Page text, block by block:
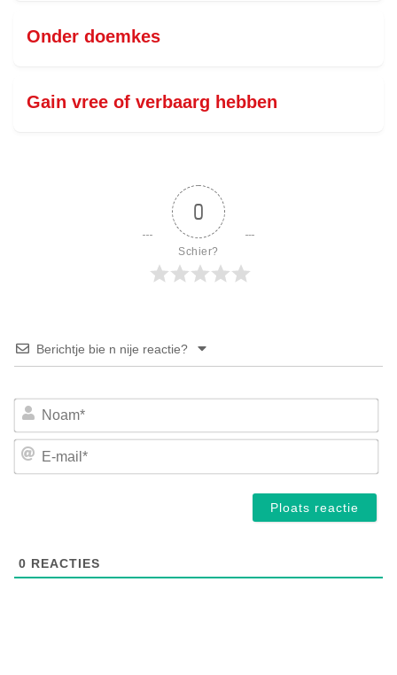
Onder doemkes
Gain vree of verbaarg hebben
0
Schier?
Berichtje bie n nije reactie?
E-
0 REACTIES